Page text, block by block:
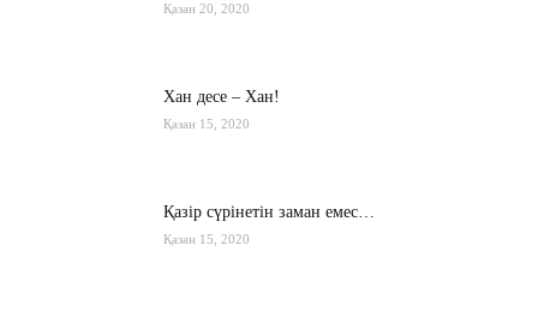
Қазан 20, 2020
Хан десе – Хан!
Қазан 15, 2020
Қазір сүрінетін заман емес…
Қазан 15, 2020